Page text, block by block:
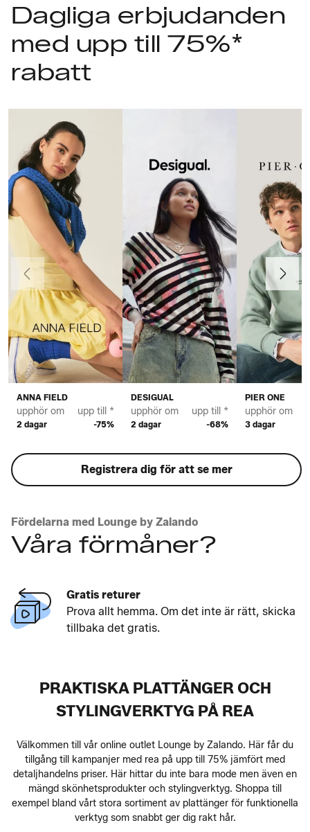
Dagliga erbjudanden
med upp till 75%*
rabatt
ANNA FIELD
upphör om
2 dagar
upp till *
-75%
DESIGUAL
upphör om
2 dagar
upp till *
-68%
PIER ONE
upphör om
3 dagar
Föregående Nästa
Registrera dig för att se mer
Fördelarna med Lounge by Zalando
Våra förmåner?
Gratis returer
Prova allt hemma. Om det inte är rätt, skicka
tillbaka det gratis.
PRAKTISKA PLATTÄNGER OCH
STYLINGVERKTYG PÅ REA
Välkommen till vår online outlet Lounge by Zalando. Här får du
tillgång till kampanjer med rea på upp till 75% jämfört med
detaljhandelns priser. Här hittar du inte bara mode men även en
mängd skönhetsprodukter och stylingverktyg. Shoppa till
exempel bland vårt stora sortiment av plattänger för funktionella
verktyg som snabbt ger dig rakt hår.